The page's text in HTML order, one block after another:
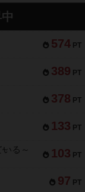
574 PT
389 PT
378 PT
133 PT
103 PT
る～
97 PT